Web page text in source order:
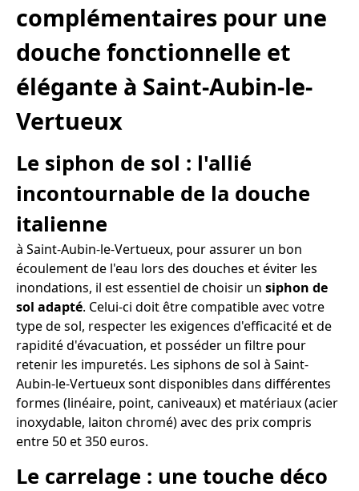
complémentaires pour une
douche fonctionnelle et
élégante à Saint-Aubin-le-
Vertueux
Le siphon de sol : l'allié
incontournable de la douche
italienne
à Saint-Aubin-le-Vertueux, pour assurer un bon
écoulement de l'eau lors des douches et éviter les
inondations, il est essentiel de choisir un siphon de
sol adapté. Celui-ci doit être compatible avec votre
type de sol, respecter les exigences d'efficacité et de
rapidité d'évacuation, et posséder un filtre pour
retenir les impuretés. Les siphons de sol à Saint-
Aubin-le-Vertueux sont disponibles dans différentes
formes (linéaire, point, caniveaux) et matériaux (acier
inoxydable, laiton chromé) avec des prix compris
entre 50 et 350 euros.
Le carrelage : une touche déco